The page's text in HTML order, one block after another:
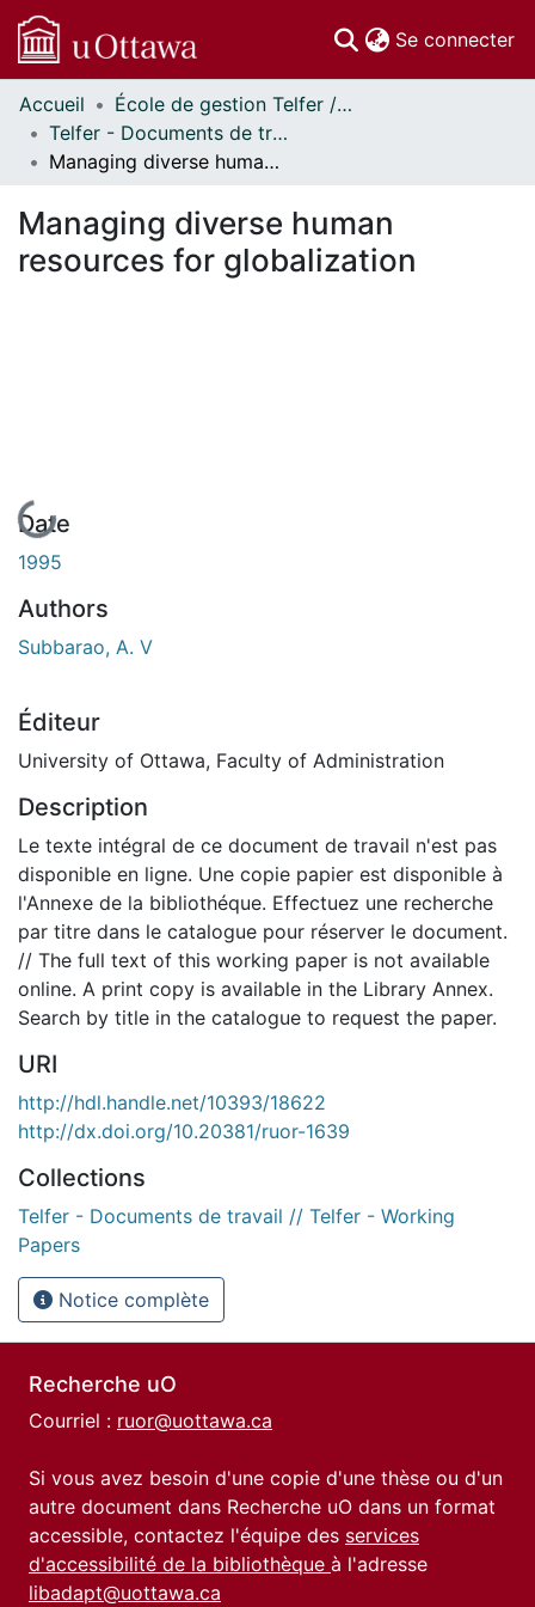
Se connecter
Communautés
et collections
Parcourir
À propos
Accueil
École de gestion Telfer // Telfer School of Management
Telfer - Documents de travail // Telfer - Working Papers
Managing diverse human resources for globalization
Managing diverse human
resources for globalization
En cours de chargement...
Date
1995
Authors
Subbarao, A. V
Éditeur
University of Ottawa, Faculty of Administration
Description
Le texte intégral de ce document de travail n'est pas
disponible en ligne. Une copie papier est disponible à
l'Annexe de la bibliothéque. Effectuez une recherche
par titre dans le catalogue pour réserver le document.
// The full text of this working paper is not available
online. A print copy is available in the Library Annex.
Search by title in the catalogue to request the paper.
URI
http://hdl.handle.net/10393/18622
http://dx.doi.org/10.20381/ruor-1639
Collections
Telfer - Documents de travail // Telfer - Working
Papers
Notice complète
Recherche uO
Courriel : ruor@uottawa.ca
Si vous avez besoin d'une copie d'une thèse ou d'un
autre document dans Recherche uO dans un format
accessible, contactez l'équipe des services
d'accessibilité de la bibliothèque à l'adresse
libadapt@uottawa.ca